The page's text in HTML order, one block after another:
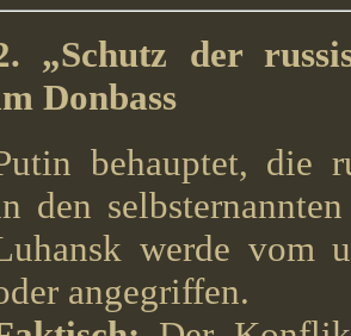
„Schutz der
Donbass
behauptet, die
den
werde vom
angegriffen.